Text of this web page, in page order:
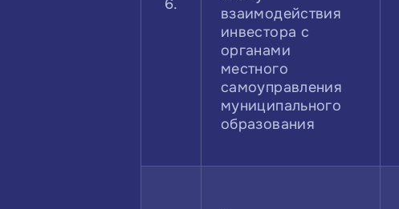
6.
взаимодействия
инвестора с
органами
местного
самоуправления
муниципального
образования